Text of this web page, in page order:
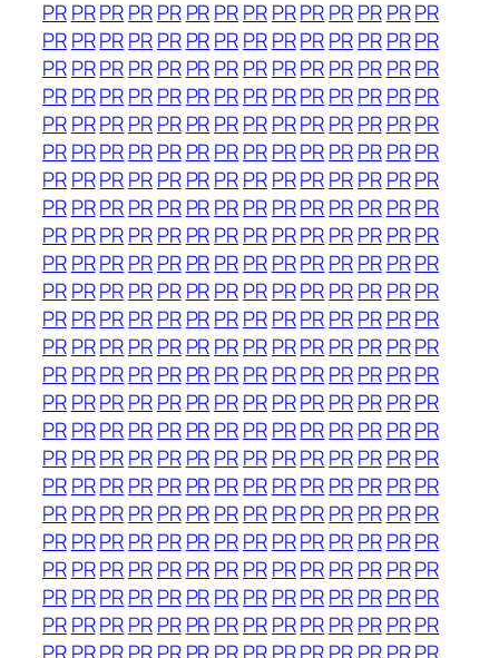
PRPRPRPRPR PRPRPRPRPRPRPR PRPR
PRPRPRPRPR PRPRPRPRPRPRPR PRPR
PRPRPRPRPR PRPRPRPRPRPRPR PRPR
PRPRPRPRPR PRPRPRPRPRPRPR PRPR
PRPRPRPRPR PRPRPRPRPRPRPR PRPR
PRPRPRPRPR PRPRPRPRPRPRPR PRPR
PRPRPRPRPR PRPRPRPRPRPRPR PRPR
PRPRPRPRPR PRPRPRPRPRPRPR PRPR
PRPRPRPRPR PRPRPRPRPRPRPR PRPR
PRPRPRPRPR PRPRPRPRPRPRPR PRPR
PRPRPRPRPR PRPRPRPRPRPRPR PRPR
PRPRPRPRPR PRPRPRPRPRPRPR PRPR
PRPRPRPRPR PRPRPRPRPRPRPR PRPR
PRPRPRPRPR PRPRPRPRPRPRPR PRPR
PRPRPRPRPR PRPRPRPRPRPRPR PRPR
PRPRPRPRPR PRPRPRPRPRPRPR PRPR
PRPRPRPRPR PRPRPRPRPRPRPR PRPR
PRPRPRPRPR PRPRPRPRPRPRPR PRPR
PRPRPRPRPR PRPRPRPRPRPRPR PRPR
PRPRPRPRPR PRPRPRPRPRPRPR PRPR
PRPRPRPRPR PRPRPRPRPRPRPR PRPR
PRPRPRPRPR PRPRPRPRPRPRPR PRPR
PRPRPRPRPR PRPRPRPRPRPRPR PRPR